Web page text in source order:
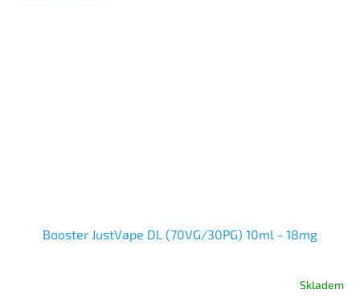
Booster JustVape DL (70VG/30PG) 10ml - 18mg
Skladem